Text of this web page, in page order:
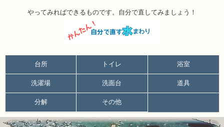
やってみればできるものです。自分で直してみましょう！
台所 トイレ 浴室
洗濯場 洗面台 道具
分解 その他